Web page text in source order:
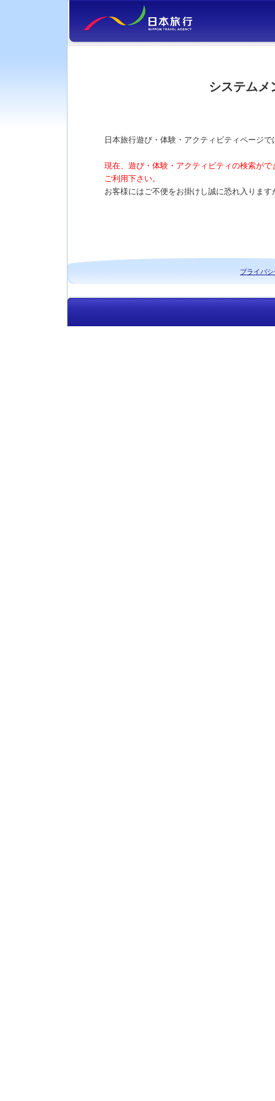
システムメ
日本旅行遊び・体験・アクティビティページ
現在、遊び・体験・アクティビティの検索が
ご利用下さい。
お客様にはご不便をお掛けし誠に恐れ入りま
プライバ